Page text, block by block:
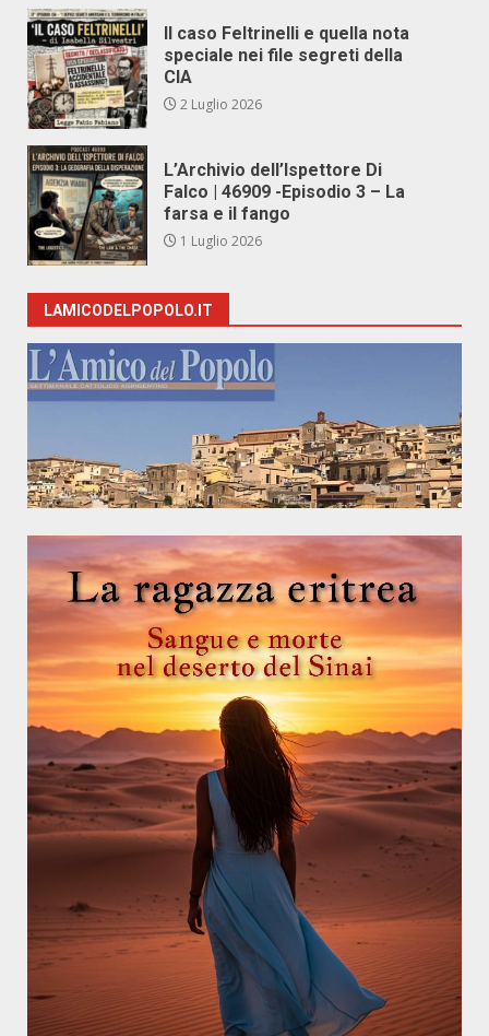
Il caso Feltrinelli e quella nota
speciale nei file segreti della
CIA
2 Luglio 2026
L’Archivio dell’Ispettore Di
Falco | 46909 -Episodio 3 – La
farsa e il fango
1 Luglio 2026
LAMICODELPOPOLO.IT